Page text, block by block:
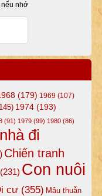
nếu nhớ
(179) 1969 (107)
1974(193)
(91) 1979(99) 1980(86)
đi
Chiến tranh
Con nuôi
cư(355) Mâu thuẫn